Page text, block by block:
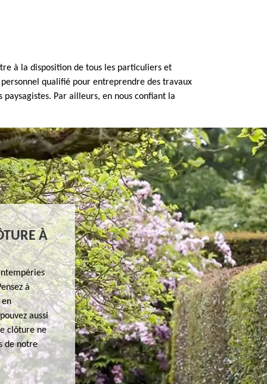
à la disposition de tous les particuliers et
qualifié pour entreprendre des travaux
Par ailleurs, en nous confiant la
À
à
en
aussi
clôture ne
de notre